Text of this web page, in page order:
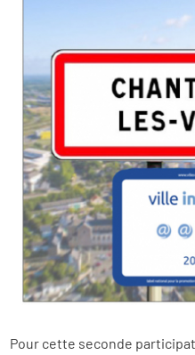
Pour cette seconde